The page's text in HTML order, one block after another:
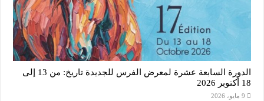
الدورة السابعة عشرة لمعرض الفرس للجديدة تاريخ: من 13 إلى
18 أكتوبر 2026
9 مايو، 2026